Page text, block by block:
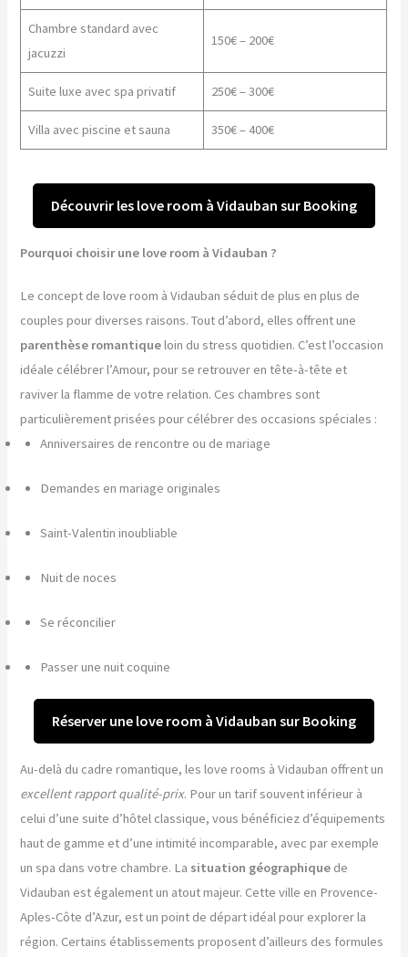
Chambre standard avec
jacuzzi
150€ – 200€
Suite luxe avec spa privatif 250€ – 300€
Villa avec piscine et sauna 350€ – 400€
Découvrir les love room à Vidauban sur Booking
Pourquoi choisir une love room à Vidauban ?
Le concept de love room à Vidauban séduit de plus en plus de
couples pour diverses raisons. Tout d’abord, elles offrent une
parenthèse romantiqueloin du stress quotidien. C’est l’occasion
idéale célébrer l’Amour, pour se retrouver en tête-à-tête et
raviver la flamme de votre relation. Ces chambres sont
particulièrement prisées pour célébrer des occasions spéciales :
Anniversaires de rencontre ou de mariage
Demandes en mariage originales
Saint-Valentin inoubliable
Nuit de noces
Se réconcilier
Passer une nuit coquine
Réserver une love room à Vidauban sur Booking
Au-delà du cadre romantique, les love rooms à Vidauban offrent un
excellent rapport qualité-prix. Pour un tarif souvent inférieur à
celui d’une suite d’hôtel classique, vous bénéficiez d’équipements
haut de gamme et d’une intimité incomparable, avec par exemple
un spa dans votre chambre. La situation géographique de
Vidauban est également un atout majeur. Cette ville en Provence-
Aples-Côte d’Azur, est un point de départ idéal pour explorer la
région. Certains établissements proposent d’ailleurs des formules